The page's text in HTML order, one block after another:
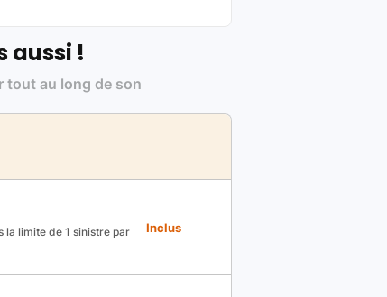
aussi !
tout au long de son
la limite de 1 sinistre par
Inclus